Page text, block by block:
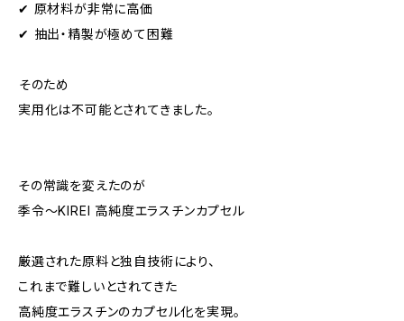
✔ 原材料が非常に高価
✔ 抽出・精製が極めて困難
――そのため
実用化は不可能とされてきました。
その常識を変えたのが
季令〜KIREI 高純度エラスチンカプセル
厳選された原料と独自技術により、
これまで難しいとされてきた
高純度エラスチンのカプセル化を実現。